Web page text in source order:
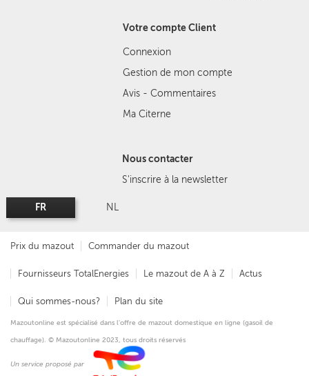
Votre compte Client
Connexion
Gestion de mon compte
Avis - Commentaires
Ma Citerne
Nous contacter
S'inscrire à la newsletter
FR NL
Prix du mazout Commander du mazout
Fournisseurs TotalEnergies Le mazout de A à Z Actus
Qui sommes-nous? Plan du site
Un service proposé par
Mazoutonline est spécialisé dans l'offre de mazout domestique en ligne (gasoil de
chauffage). © Mazoutonline 2023, tous droits réservés